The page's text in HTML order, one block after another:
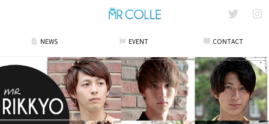
NEWS EVENT CONTACT